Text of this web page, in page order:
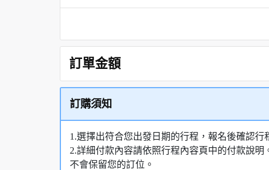
訂單金額
訂購須知
1.選擇出符合您出發日期的行程，報名後確認
2.詳細付款內容請依照行程內容頁中的付款說
不會保留您的訂位。